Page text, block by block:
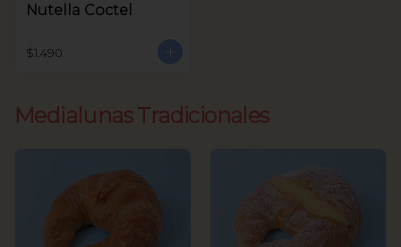
Nutella Coctel
$1.490
Medialunas Tradicionales